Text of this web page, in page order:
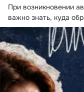
При возникновении
важно знать, куда